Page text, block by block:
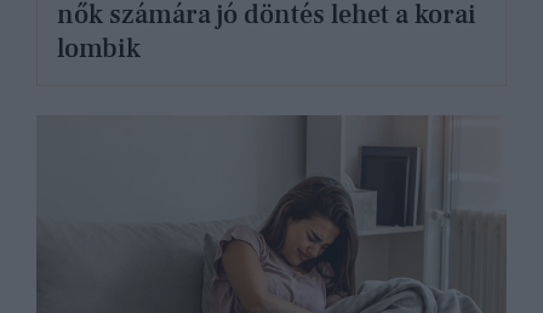
nők számára jó döntés lehet a korai
lombik